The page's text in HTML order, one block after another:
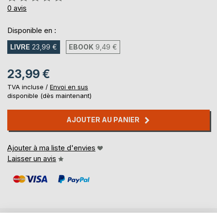
0%
0 avis
Disponible en :
LIVRE 23,99 € EBOOK 9,49 €
23,99 €
TVA incluse / Envoi en sus
disponible (dès maintenant)
AJOUTER AU PANIER
Ajouter à ma liste d'envies
Laisser un avis